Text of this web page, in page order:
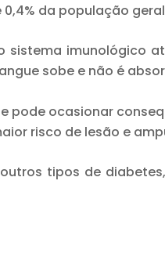
da população
sistema imunológico
sobe e não é
pode ocasionar
risco de lesão e
tipos de